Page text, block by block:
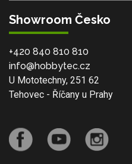
Showroom Česko
+420 840 810 810
info@hobbytec.cz
U Mototechny, 251 62
Tehovec - Říčany u Prahy